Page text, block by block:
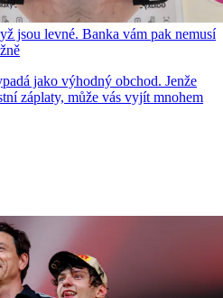
jsou levné. Banka vám pak nemusí
jako výhodný obchod. Jenže
záplaty, může vás vyjít mnohem